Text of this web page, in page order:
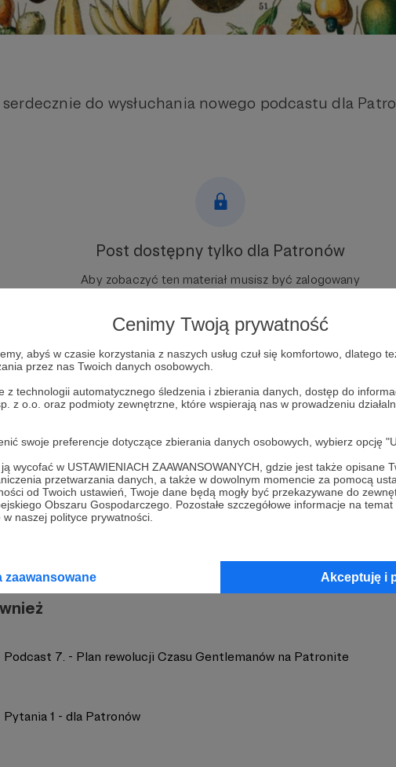
Cenimy Twoją prywatność
abyś w czasie korzystania z naszych usług czuł się komfortowo, dlatego
przez nas Twoich danych osobowych.
z technologii automatycznego śledzenia i zbierania danych, dostęp do
z o.o. oraz podmioty zewnętrzne, które wspierają nas w prowadzeniu
swoje preferencje dotyczące zbierania danych osobowych, wybierz opcję
wycofać w USTAWIENIACH ZAAWANSOWANYCH, gdzie jest także opisane
przetwarzania danych, a także w dowolnym momencie za pomocą
od Twoich ustawień, Twoje dane będą mogły być przekazywane do
Obszaru Gospodarczego. Pozostałe szczegółowe informacje na
naszej polityce prywatności.
zaawansowane Akceptuję i
serdecznie do wysłuchania nowego podcastu dla
Post dostępny tylko dla Patronów
Aby zobaczyć ten materiał musisz być zalogowany
Zostań Patronem
Zaloguj się
Kielban
Podcast 7. - Plan rewolucji Czasu Gentlemanów na Patronite
Pytania 1 - dla Patronów